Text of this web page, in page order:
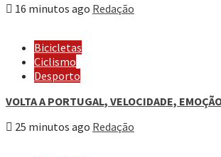
16 minutos ago Redação
Bicicletas
Ciclismo
Desporto
VOLTA A PORTUGAL, VELOCIDADE,
25 minutos ago Redação